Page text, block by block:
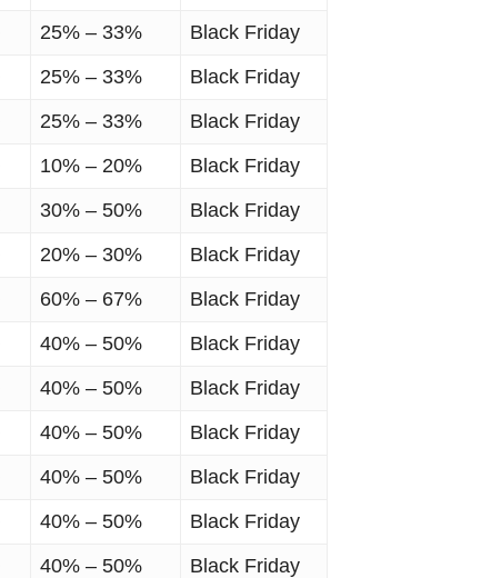
25% – 33%
Black Friday
25% – 33%
Black Friday
25% – 33%
Black Friday
10% – 20%
Black Friday
30% – 50%
Black Friday
20% – 30%
Black Friday
60% – 67%
Black Friday
40% – 50%
Black Friday
40% – 50%
Black Friday
40% – 50%
Black Friday
40% – 50%
Black Friday
40% – 50%
Black Friday
40% – 50%
Black Friday